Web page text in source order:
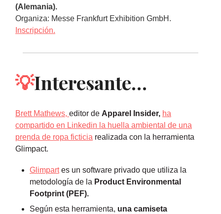
(Alemania).
Organiza: Messe Frankfurt Exhibition GmbH.
Inscripción.
💡Interesante…
Brett Mathews, editor de Apparel Insider, ha
compartido en Linkedin la huella ambiental de una
prenda de ropa ficticia realizada con la herramienta
Glimpact.
Glimpartes un software privado que utiliza la
metodología de la Product Environmental
Footprint (PEF).
Según esta herramienta, una camiseta